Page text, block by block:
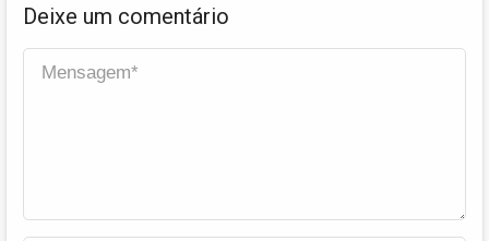
Deixe um comentário